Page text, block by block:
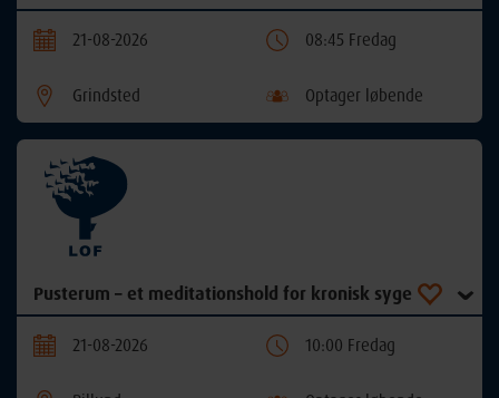
21-08-2026 08:45 Fredag
Grindsted Optager løbende
Pusterum – et meditationshold for kronisk syge
21-08-2026 10:00 Fredag